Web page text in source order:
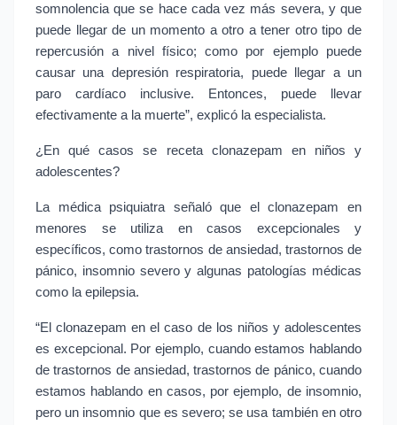
somnolencia que se hace cada vez más severa, y que
puede llegar de un momento a otro a tener otro tipo de
repercusión a nivel físico; como por ejemplo puede
causar una depresión respiratoria, puede llegar a un
paro cardíaco inclusive. Entonces, puede llevar
efectivamente a la muerte”, explicó la especialista.
¿En qué casos se receta clonazepam en niños y
adolescentes?
La médica psiquiatra señaló que el clonazepam en
menores se utiliza en casos excepcionales y
específicos, como trastornos de ansiedad, trastornos de
pánico, insomnio severo y algunas patologías médicas
como la epilepsia.
“El clonazepam en el caso de los niños y adolescentes
es excepcional. Por ejemplo, cuando estamos hablando
de trastornos de ansiedad, trastornos de pánico, cuando
estamos hablando en casos, por ejemplo, de insomnio,
pero un insomnio que es severo; se usa también en otro